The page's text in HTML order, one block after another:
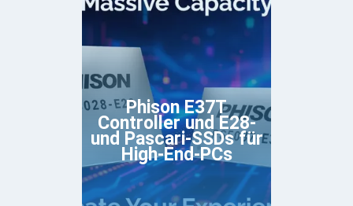
Phison E37T
Controller und E28-
und Pascari-SSDs für
High-End-PCs